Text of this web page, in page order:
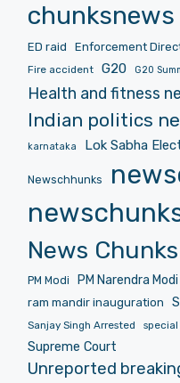
chunksnews
ED raid
Enforcement
Fire accident G20 G20
Health and fitness
Indian politics
karnataka Lok Sabha
Newschhunks
News
PM Modi
PM Narendra Modi
ram mandir inauguration
Sanjay Singh Arrested
Supreme Court
Unreported